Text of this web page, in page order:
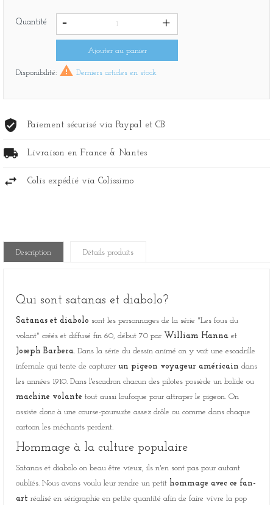
Quantité
Ajouter au panier
Disponibilité:  Derniers articles en stock
Paiement sécurisé via Paypal et CB
Livraison en France & Nantes
Colis expédié via Colissimo
Description Détails produits
Qui sont satanas et diabolo?
Satanas et diabolo sont les personnages de la série "Les fous du
volant" créés et diffusé fin 60, début 70 par William Hanna et
Joseph Barbera. Dans la série du dessin animé on y voit une escadrille
infernale qui tente de capturer un pigeon voyageur américain dans
les années 1910. Dans l'escadron chacun des pilotes possède un bolide ou
machine volante tout aussi loufoque pour attraper le pigeon. On
assiste donc à une course-poursuite assez drôle ou comme dans chaque
cartoon les méchants perdent.
Hommage à la culture populaire
Satanas et diabolo on beau être vieux, ils n'en sont pas pour autant
oubliés. Nous avons voulu leur rendre un petit hommage avec ce fan-
art réalisé en sérigraphie en petite quantité afin de faire vivre la pop